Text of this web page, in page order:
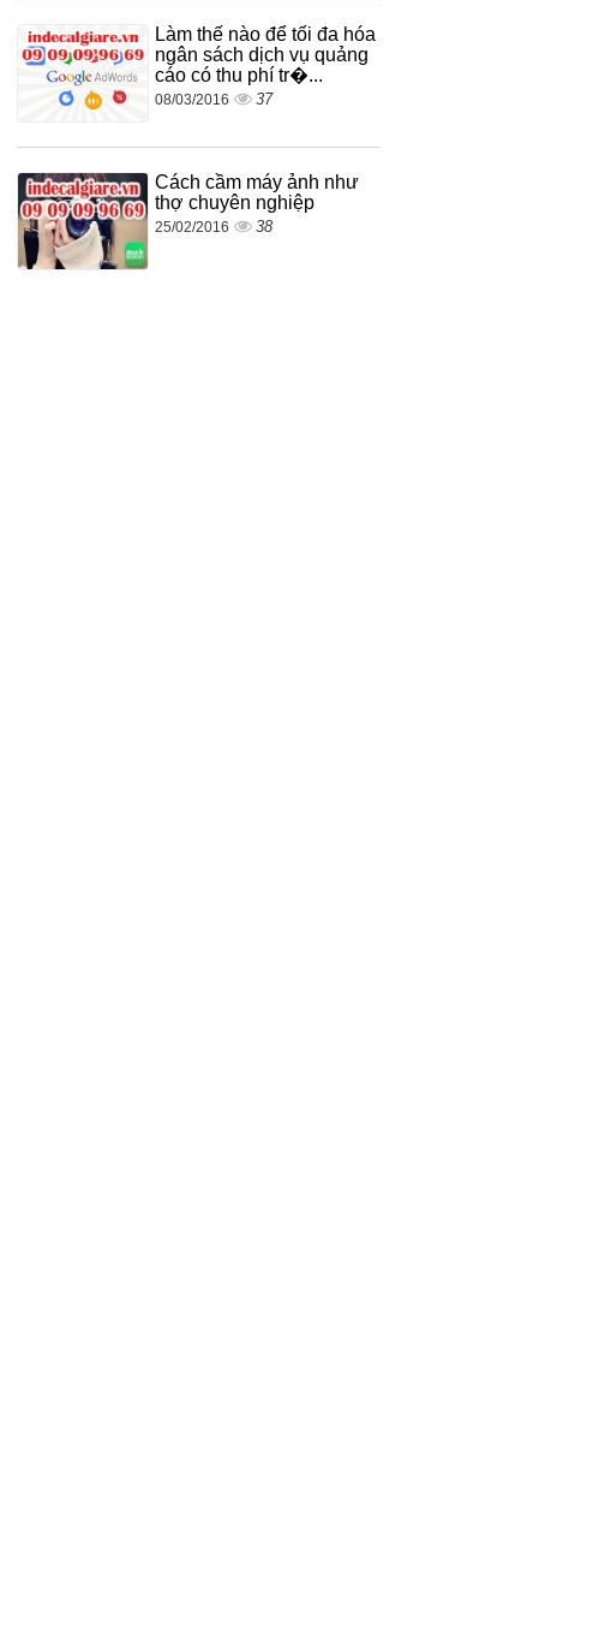
Làm thế nào để tối đa hóa
ngân sách dịch vụ quảng
cáo có thu phí tr�...
08/03/2016 37
Cách cầm máy ảnh như
thợ chuyên nghiệp
25/02/2016 38